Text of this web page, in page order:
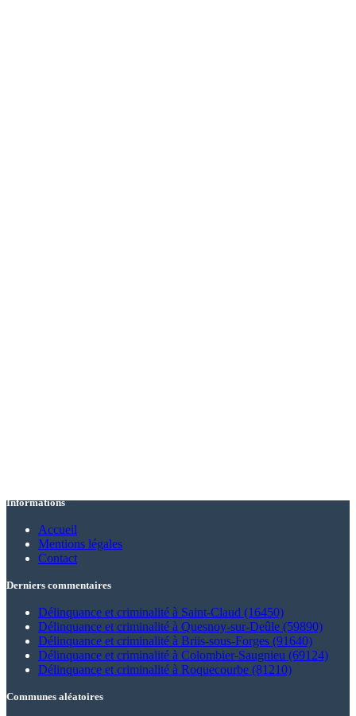
Informations
Accueil
Mentions légales
Contact
Derniers commentaires
Délinquance et criminalité à Saint-Claud (16450)
Délinquance et criminalité à Quesnoy-sur-Deûle (59890)
Délinquance et criminalité à Briis-sous-Forges (91640)
Délinquance et criminalité à Colombier-Saugnieu (69124)
Délinquance et criminalité à Roquecourbe (81210)
Communes aléatoires